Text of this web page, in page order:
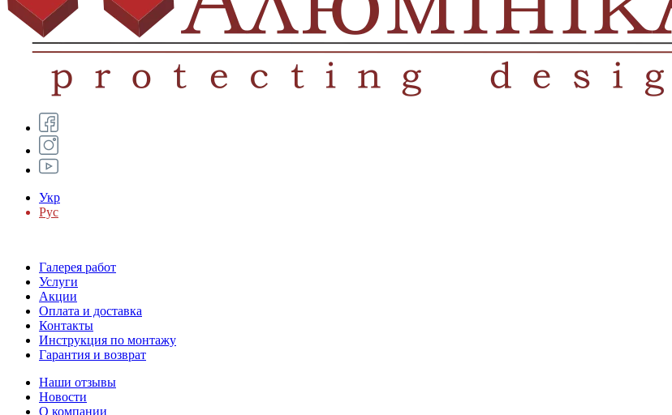
Укр
Рус
Галерея работ
Услуги
Акции
Оплата и доставка
Контакты
Инструкция по монтажу
Гарантия и возврат
Наши отзывы
Новости
О компании